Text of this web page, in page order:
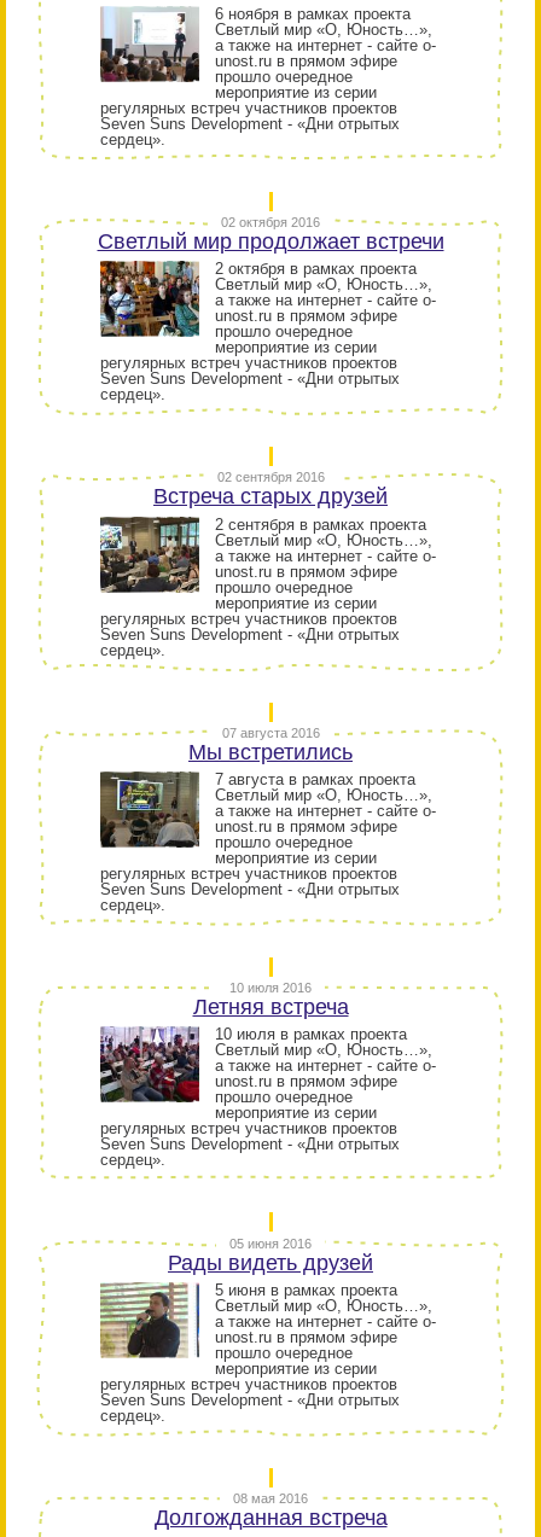
6 ноября в рамках проекта
Светлый мир «О, Юность…»,
а также на интернет - сайте o-
unost.ru в прямом эфире
прошло очередное
мероприятие из серии
регулярных встреч участников проектов
Seven Suns Development - «Дни отрытых
сердец».
02 октября 2016
Светлый мир продолжает встречи
2 октября в рамках проекта
Светлый мир «О, Юность…»,
а также на интернет - сайте o-
unost.ru в прямом эфире
прошло очередное
мероприятие из серии
регулярных встреч участников проектов
Seven Suns Development - «Дни отрытых
сердец».
02 сентября 2016
Встреча старых друзей
2 сентября в рамках проекта
Светлый мир «О, Юность…»,
а также на интернет - сайте o-
unost.ru в прямом эфире
прошло очередное
мероприятие из серии
регулярных встреч участников проектов
Seven Suns Development - «Дни отрытых
сердец».
07 августа 2016
Мы встретились
7 августа в рамках проекта
Светлый мир «О, Юность…»,
а также на интернет - сайте o-
unost.ru в прямом эфире
прошло очередное
мероприятие из серии
регулярных встреч участников проектов
Seven Suns Development - «Дни отрытых
сердец».
10 июля 2016
Летняя встреча
10 июля в рамках проекта
Светлый мир «О, Юность…»,
а также на интернет - сайте o-
unost.ru в прямом эфире
прошло очередное
мероприятие из серии
регулярных встреч участников проектов
Seven Suns Development - «Дни отрытых
сердец».
05 июня 2016
Рады видеть друзей
5 июня в рамках проекта
Светлый мир «О, Юность…»,
а также на интернет - сайте o-
unost.ru в прямом эфире
прошло очередное
мероприятие из серии
регулярных встреч участников проектов
Seven Suns Development - «Дни отрытых
сердец».
08 мая 2016
Долгожданная встреча